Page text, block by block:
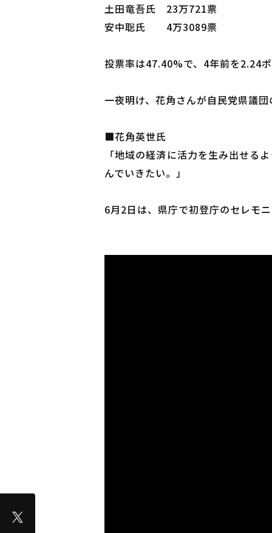
土田竜吾氏 23万721票
安中聡氏 4万3089票
投票率は47.40%で、4年前を2.24
一夜明け、花角さんが自民党県議
■花角英世氏
「地域の経済に活力を生み出せる
んでいきたい。」
6月2日は、県庁で初登庁のセレモ